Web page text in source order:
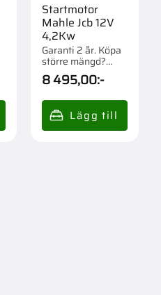
Startmotor
Mahle Jcb 12V
4,2Kw
Garanti 2 år. Köpa
större mängd?
Förpackad om 1 st.
8 495,00:-